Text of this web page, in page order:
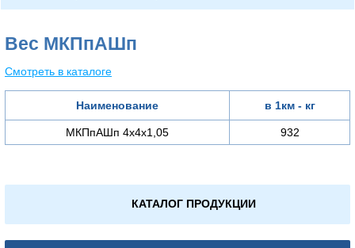
Вес МКПпАШп
Смотреть в каталоге
Наименование в 1км - кг
МКПпАШп 4х4х1,05 932
КАТАЛОГ ПРОДУКЦИИ